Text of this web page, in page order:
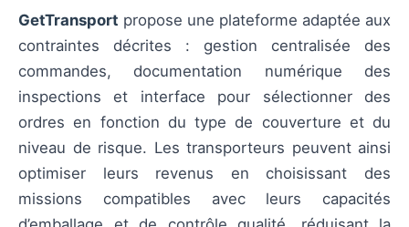
GetTransport propose une plateforme adaptée aux
contraintes décrites : gestion centralisée des
commandes, documentation numérique des
inspections et interface pour sélectionner des
ordres en fonction du type de couverture et du
niveau de risque. Les transporteurs peuvent ainsi
optimiser leurs revenus en choisissant des
missions compatibles avec leurs capacités